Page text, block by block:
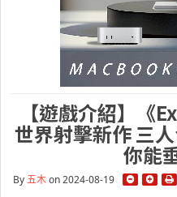
【遊戲介紹】《
世界射擊新作 三
你能
By五木on 2024-08-19